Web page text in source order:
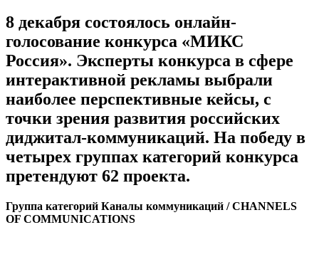
8 декабря состоялось онлайн-
голосование конкурса «МИКС
Россия». Эксперты конкурса в сфере
интерактивной рекламы выбрали
наиболее перспективные кейсы, с
точки зрения развития российских
диджитал-коммуникаций. На победу в
четырех группах категорий конкурса
претендуют 62 проекта.
Группа категорий Каналы коммуникаций /CHANNELS
OF COMMUNICATIONS